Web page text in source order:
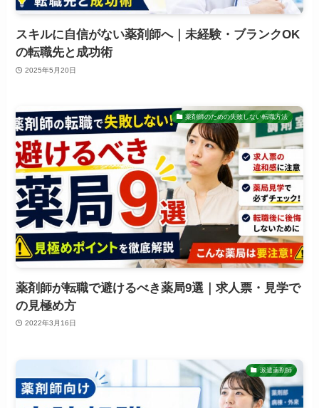
スキルに自信がない薬剤師へ｜未経験・ブランクOK
の転職先と成功術
2025年5月20日
薬剤師のための失敗しない転職方法
薬剤師が転職で避けるべき薬局9選｜求人票・見学で
の見極め方
2022年3月16日
派遣薬剤師